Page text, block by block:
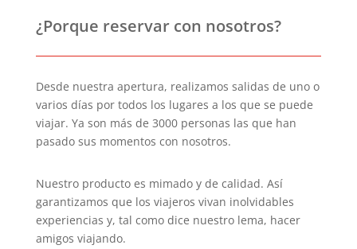
¿Porque reservar con nosotros?
Desde nuestra apertura, realizamos salidas de uno o
varios días por todos los lugares a los que se puede
viajar. Ya son más de 3000 personas las que han
pasado sus momentos con nosotros.
Nuestro producto es mimado y de calidad. Así
garantizamos que los viajeros vivan inolvidables
experiencias y, tal como dice nuestro lema, hacer
amigos viajando.